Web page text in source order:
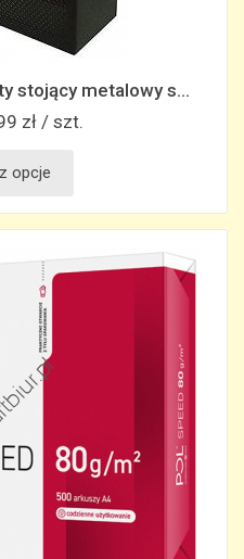
stojący metalowy s...
zł / szt.
opcje